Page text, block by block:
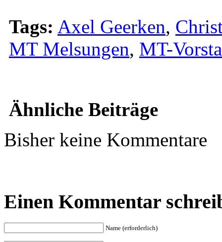
Tags: Axel Geerken,
MT Melsungen, MT-
Ähnliche Beiträge
Bisher keine Kommentare
Einen Kommentar
Name (erforderlich)